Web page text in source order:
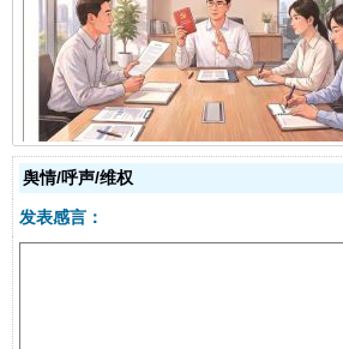
揭开“小金库”的免责幌子
舆情/呼声/维权
发表感言：